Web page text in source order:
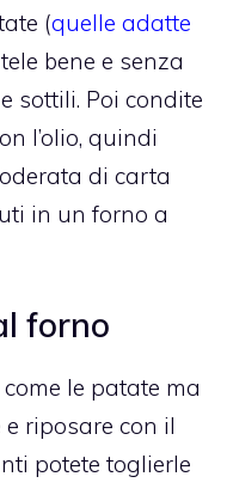
(quelle adatte
bene e senza
sottili. Poi condite
l’olio, quindi
di carta
in un forno a
forno
le patate ma
riposare con il
potete toglierle